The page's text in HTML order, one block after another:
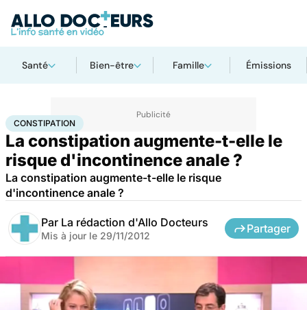
Santé Bien-être Famille Émissions
AccueilSantéConstipation
CONSTIPATION
La constipation augmente-t-elle le
risque d'incontinence anale ?
La constipation augmente-t-elle le risque
d'incontinence anale ?
Par La rédaction d'Allo Docteurs
Mis à jour le 29/11/2012
Partager